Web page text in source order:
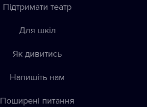
Підтримати театр
Для шкіл
Як дивитись
Напишіть нам
Пoширені питання